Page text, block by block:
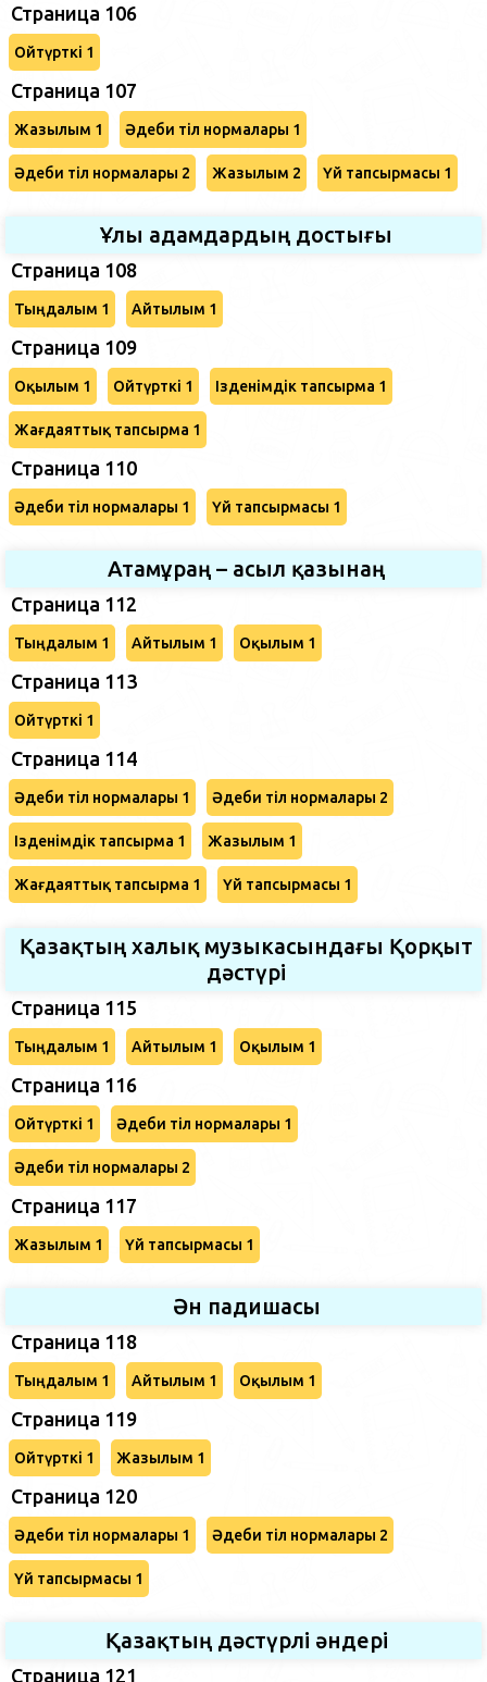
Страница 106
Ойтүрткі 1
Страница 107
Жазылым 1 Әдеби тіл нормалары 1
Әдеби тіл нормалары 2 Жазылым 2 Үй тапсырмасы 1
Ұлы адамдардың достығы
Страница 108
Тыңдалым 1 Айтылым 1
Страница 109
Оқылым 1 Ойтүрткі 1 Ізденімдік тапсырма 1
Жағдаяттық тапсырма 1
Страница 110
Әдеби тіл нормалары 1 Үй тапсырмасы 1
Атамұраң – асыл қазынаң
Страница 112
Тыңдалым 1 Айтылым 1 Оқылым 1
Страница 113
Ойтүрткі 1
Страница 114
Әдеби тіл нормалары 1 Әдеби тіл нормалары 2
Ізденімдік тапсырма 1 Жазылым 1
Жағдаяттық тапсырма 1 Үй тапсырмасы 1
Қазақтың халық музыкасындағы Қорқыт
дәстүрі
Страница 115
Тыңдалым 1 Айтылым 1 Оқылым 1
Страница 116
Ойтүрткі 1 Әдеби тіл нормалары 1
Әдеби тіл нормалары 2
Страница 117
Жазылым 1 Үй тапсырмасы 1
Ән падишасы
Страница 118
Тыңдалым 1 Айтылым 1 Оқылым 1
Страница 119
Ойтүрткі 1 Жазылым 1
Страница 120
Әдеби тіл нормалары 1 Әдеби тіл нормалары 2
Үй тапсырмасы 1
Қазақтың дәстүрлі әндері
Страница 121